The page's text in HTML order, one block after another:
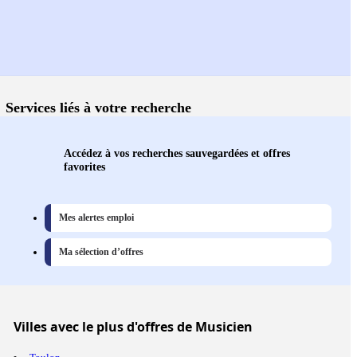
Services liés à votre recherche
Accédez à vos recherches sauvegardées et offres
favorites
Mes alertes emploi
Ma sélection d’offres
Villesavec le plus d'offres de Musicien